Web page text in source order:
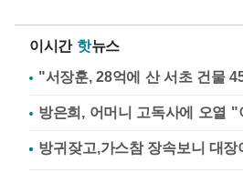
이시간 핫뉴스
"서장훈, 28억에 산 서초 건물
방은희, 어머니 고독사에 오열